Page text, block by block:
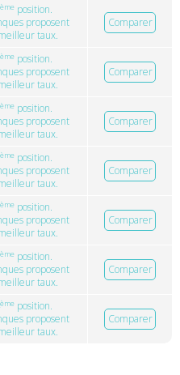
ème position.
proposent
taux.
Comparer
ème position.
proposent
taux.
Comparer
ème position.
proposent
taux.
Comparer
ème position.
proposent
taux.
Comparer
ème position.
proposent
taux.
Comparer
ème position.
proposent
taux.
Comparer
ème position.
proposent
taux.
Comparer